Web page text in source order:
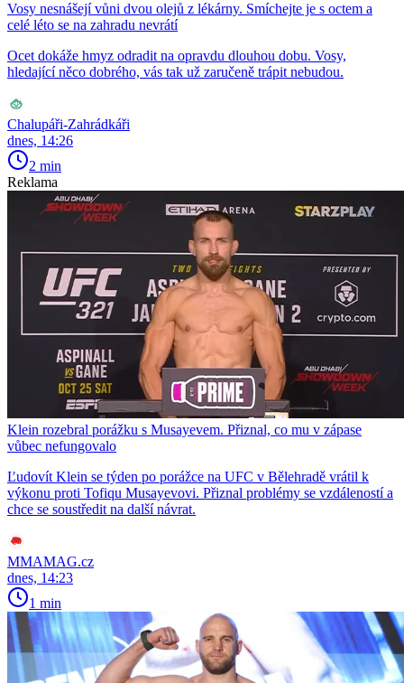
Vosy nesnášejí vůni dvou olejů z lékárny. Smíchejte je s octem a
celé léto se na zahradu nevrátí
Ocet dokáže hmyz odradit na opravdu dlouhou dobu. Vosy,
hledající něco dobrého, vás tak už zaručeně trápit nebudou.
Chalupáři-Zahrádkáři
dnes, 14:26
2 min
Reklama
Klein rozebral porážku s Musayevem. Přiznal, co mu v zápase
vůbec nefungovalo
Ľudovít Klein se týden po porážce na UFC v Bělehradě vrátil k
výkonu proti Tofiqu Musayevovi. Přiznal problémy se vzdáleností a
chce se soustředit na další návrat.
MMAMAG.cz
dnes, 14:23
1 min